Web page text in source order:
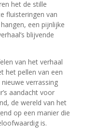
het de stille
fluisteringen van
een pijnlijke
blijvende
van het verhaal
het pellen van een
verrassing
aandacht voor
de wereld van het
op een manier die
is.